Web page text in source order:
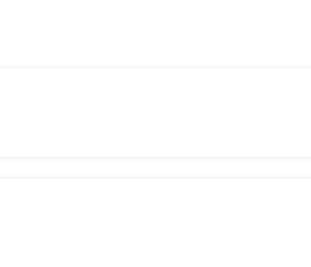
sans complications.
du marché.
des plateformes et des dApps.